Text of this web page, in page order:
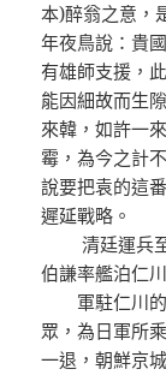
本)醉翁之意，
年夜鳥說：貴
有雄師支援，
能因細故而生
來韓，如許一
霉，為今之計
說要把袁的這
遲延戰略。
清廷運兵至
伯謙率艦泊仁
軍駐仁川的
眾，為日軍所
一退，朝鮮京